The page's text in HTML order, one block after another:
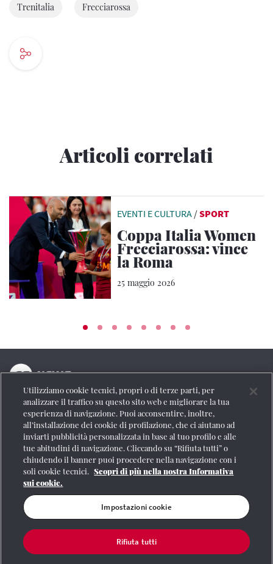
Trenitalia Frecciarossa
Articoli correlati
EVENTI E CULTURA /SPORT
Coppa Italia Women
Frecciarossa: vince
la Roma
25 maggio 2026
La testata online del Gruppo FS Italiane
Social
Se vuoi contattarci o avere altre informazioni
CONTATTI
Registrazione Tribunale di Roma n° 204/2009
Utilizziamo cookie tecnici, propri o di terze parti, per
analizzare il traffico su questo sito web e migliorare la tua
esperienza di navigazione. Puoi acconsentire, inoltre,
all’installazione dei cookie di profilazione, che ci aiutano ad
inviarti pubblicità personalizzata in base al tuo profilo e alle
tue abitudini di navigazione. Cliccando su “Rifiuta tutti” o
chiudendo il banner puoi procedere nella navigazione con i
soli cookie tecnici. Scopri di più nella nostra Informativa
sui cookie.
Impostazioni cookie
Rifiuta tutti